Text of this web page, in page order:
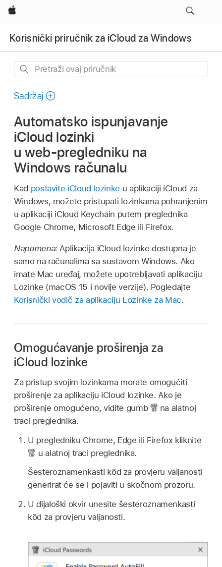
Apple
Korisnički priručnik za iCloud za Windows
Pretraži
priručnik
Sadržaj
Automatsko ispunjavanje
iCloud lozinki
u web‑pregledniku na
Windows računalu
Kad postavite iCloud lozinke u aplikaciji iCloud za
Windows, možete pristupati lozinkama pohranjenim
u aplikaciji iCloud Keychain putem preglednika
Google Chrome, Microsoft Edge ili Firefox.
Napomena:Aplikacija iCloud lozinke dostupna je
samo na računalima sa sustavom Windows. Ako
imate Mac uređaj, možete upotrebljavati aplikaciju
Lozinke (macOS 15 i novije verzije). Pogledajte
Korisnički vodič za aplikaciju Lozinke za Mac.
Omogućavanje proširenja za
iCloud lozinke
Za pristup svojim lozinkama morate omogućiti
proširenje za aplikaciju iCloud lozinke. Ako je
proširenje omogućeno, vidite gumb
na alatnoj
traci preglednika.
U pregledniku Chrome, Edge ili Firefox kliknite
u alatnoj traci preglednika.
Šesteroznamenkasti kȏd za provjeru valjanosti
generirat će se i pojaviti u skočnom prozoru.
U dijaloški okvir unesite šesteroznamenkasti
kȏd za provjeru valjanosti.